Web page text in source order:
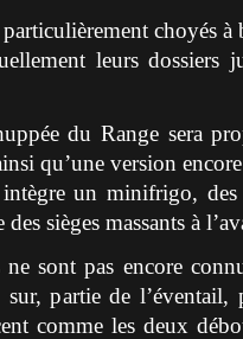
choyés
leurs dossiers
du Range sera
qu’une version
un minifrigo, des
sièges massants à
ne sont pas encore
sur, partie de l’éventail,
comme les deux